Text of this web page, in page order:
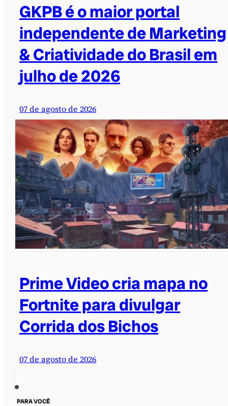
GKPB é o maior portal
independente de Marketing
& Criatividade do Brasil em
julho de 2026
07 de agosto de 2026
Prime Video cria mapa no
Fortnite para divulgar
Corrida dos Bichos
07 de agosto de 2026
PARA VOCÊ